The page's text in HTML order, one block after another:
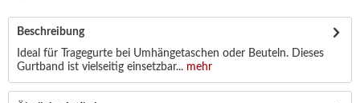
Beschreibung
Ideal für Tragegurte bei Umhängetaschen oder Beuteln. Dieses
Gurtband ist vielseitig einsetzbar... mehr